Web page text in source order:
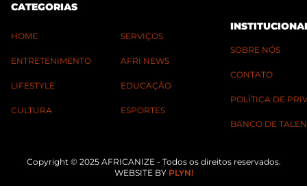
CATEGORIAS
HOME
ENTRETENIMENTO
LIFESTYLE
CULTURA
SERVIÇOS
AFRI NEWS
EDUCAÇÃO
ESPORTES
SOBRE NÓS
CONTATO
POLÍTICA DE
BANCO DE
Copyright © 2025 AFRICANIZE - Todos os direitos reservados.
WEBSITE BY PLYN!